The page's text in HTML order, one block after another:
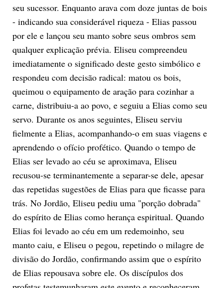
seu sucessor. Enquanto arava com doze juntas de bois
- indicando sua considerável riqueza - Elias passou
por ele e lançou seu manto sobre seus ombros sem
qualquer explicação prévia. Eliseu compreendeu
imediatamente o significado deste gesto simbólico e
respondeu com decisão radical: matou os bois,
queimou o equipamento de aração para cozinhar a
carne, distribuiu-a ao povo, e seguiu a Elias como seu
servo. Durante os anos seguintes, Eliseu serviu
fielmente a Elias, acompanhando-o em suas viagens e
aprendendo o ofício profético. Quando o tempo de
Elias ser levado ao céu se aproximava, Eliseu
recusou-se terminantemente a separar-se dele, apesar
das repetidas sugestões de Elias para que ficasse para
trás. No Jordão, Eliseu pediu uma "porção dobrada"
do espírito de Elias como herança espiritual. Quando
Elias foi levado ao céu em um redemoinho, seu
manto caiu, e Eliseu o pegou, repetindo o milagre de
divisão do Jordão, confirmando assim que o espírito
de Elias repousava sobre ele. Os discípulos dos